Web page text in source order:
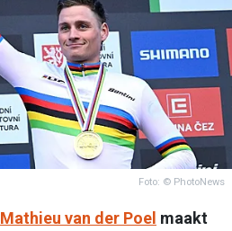
Foto: © PhotoNews
Mathieu van der Poel maakt